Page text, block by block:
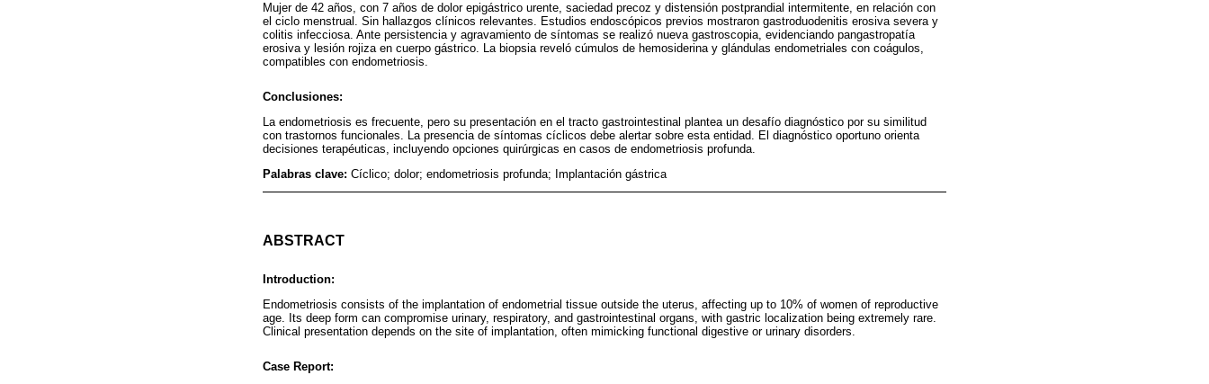
Mujer de 42 años, con 7 años de dolor epigástrico urente, saciedad precoz y distensión postprandial intermitente, en relación con
el ciclo menstrual. Sin hallazgos clínicos relevantes. Estudios endoscópicos previos mostraron gastroduodenitis erosiva severa y
colitis infecciosa. Ante persistencia y agravamiento de síntomas se realizó nueva gastroscopia, evidenciando pangastropatía
erosiva y lesión rojiza en cuerpo gástrico. La biopsia reveló cúmulos de hemosiderina y glándulas endometriales con coágulos,
compatibles con endometriosis.
Conclusiones:
La endometriosis es frecuente, pero su presentación en el tracto gastrointestinal plantea un desafío diagnóstico por su similitud
con trastornos funcionales. La presencia de síntomas cíclicos debe alertar sobre esta entidad. El diagnóstico oportuno orienta
decisiones terapéuticas, incluyendo opciones quirúrgicas en casos de endometriosis profunda.
Palabras clave: Cíclico; dolor; endometriosis profunda; Implantación gástrica
ABSTRACT
Introduction:
Endometriosis consists of the implantation of endometrial tissue outside the uterus, affecting up to 10% of women of reproductive
age. Its deep form can compromise urinary, respiratory, and gastrointestinal organs, with gastric localization being extremely rare.
Clinical presentation depends on the site of implantation, often mimicking functional digestive or urinary disorders.
Case Report: